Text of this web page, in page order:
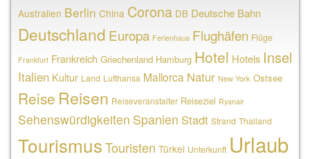
Australien Berlin China Corona DB Deutsche Bahn
Deutschland Europa Ferienhaus Flughäfen Flüge
Frankfurt Frankreich Griechenland Hamburg Hotel Hotels Insel
Italien Kultur Land Lufthansa Mallorca Natur New York Ostsee
Reise Reisen Reiseveranstalter Reiseziel Ryanair
Sehenswürdigkeiten Spanien Stadt Strand Thailand
TourismusTouristen Türkei Unterkunft Urlaub